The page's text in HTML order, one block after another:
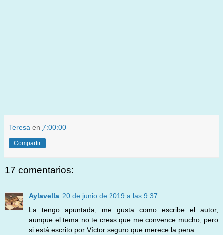
Teresa en 7:00:00
Compartir
17 comentarios:
Aylavella 20 de junio de 2019 a las 9:37
La tengo apuntada, me gusta como escribe el autor,
aunque el tema no te creas que me convence mucho, pero
si está escrito por Víctor seguro que merece la pena.